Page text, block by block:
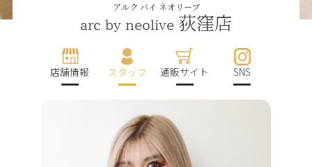
アルク バイ ネオリーブ
arc by neolive 荻窪店
店舗情報 スタッフ 通販サイト SNS